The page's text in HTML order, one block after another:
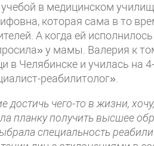
в медицинском
которая сама в то
А когда ей
у мамы. Валерия к
Челябинске и училась на
реабилитолог».
чего-то в жизни,
планку получить высшее
специальность